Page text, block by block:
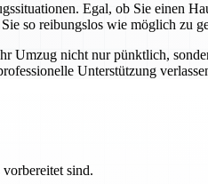
Egal, ob Sie einen
so reibungslos wie möglich zu
Umzug nicht nur pünktlich,
Unterstützung
sind.